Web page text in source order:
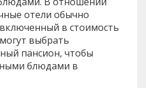
отели обычно
в стоимость
выбрать
пансион, чтобы
блюдами в